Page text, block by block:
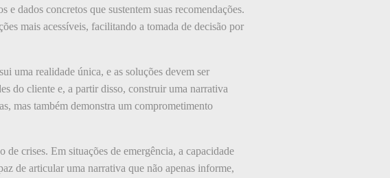
dados concretos que sustentem suas recomendações.
mais acessíveis, facilitando a tomada de decisão por
uma realidade única, e as soluções devem ser
do cliente e, a partir disso, construir uma narrativa
mas também demonstra um comprometimento
crises. Em situações de emergência, a capacidade
de articular uma narrativa que não apenas informe,